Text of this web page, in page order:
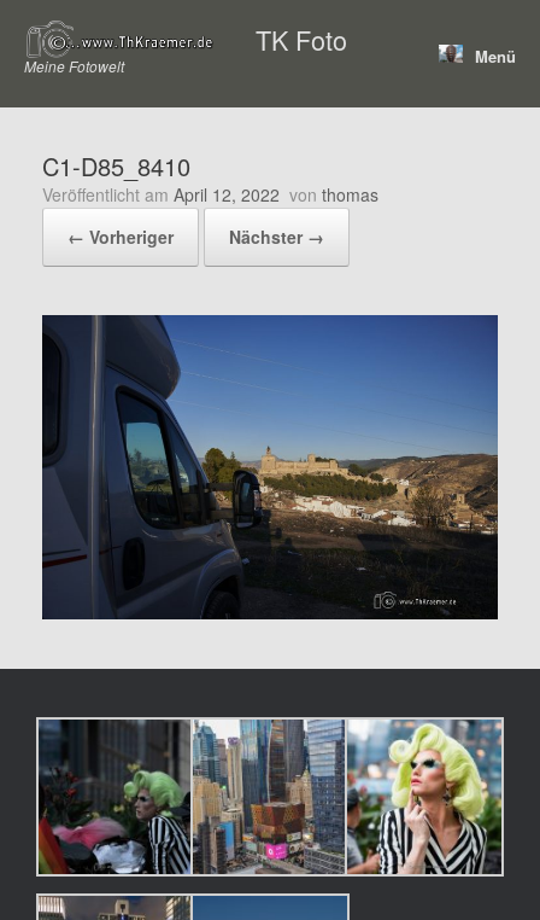
Inhalt
springen
TK Foto
Meine Fotowelt Menü
C1-D85_8410
Veröffentlicht am April 12, 2022 von thomas
← Vorheriger
Nächster →